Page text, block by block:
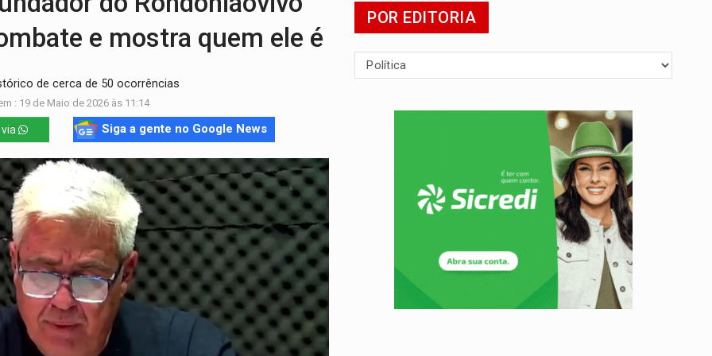
carro que era rebocado para oficina no Centro de Porto Velho
frente do bar da Marleide
lança chamada para fortalecer cadeias da sociobioeconomia
matar sobrinha grávida e com bebê no colo
e mostra quem ele é
de cerca de 50 ocorrências
: 19 de Maio de 2026 às 11:14
Siga a gente no Google News
POR EDITORIA